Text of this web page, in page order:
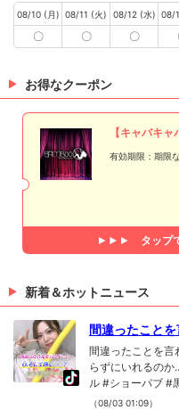
08/10 (月)
〇
08/11 (火)
〇
08/12 (水)
〇
08/
お得なクーポン
【キャバキ
有効期限：期限な
タップ
新着＆ホットニュース
間違ったこと
はミスらずにい
ム #ショーガ
間違ったことを言
らずにいれるのか....!? #パーティーゲーム #シ
ル #ショーパブ #黒服あるある TikTokで記事を開くBa
mbooのTikTokの
（08/03 01:09）